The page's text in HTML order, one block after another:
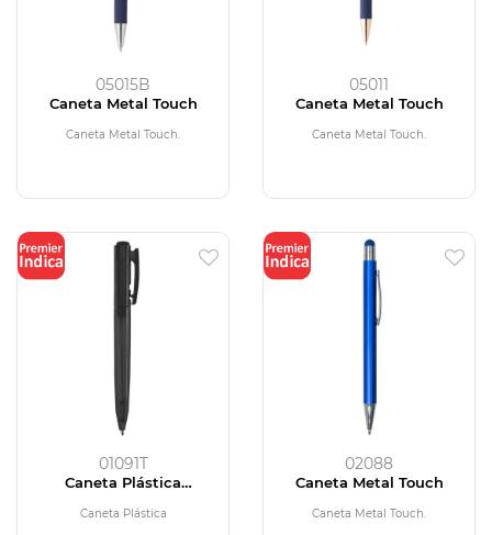
05015B
Caneta Metal Touch
Caneta Metal Touch.
05011
Caneta Metal Touch
Caneta Metal Touch.
01091T
Caneta Plástica
Caneta Plástica
02088
Caneta Metal Touch
Caneta Metal Touch.